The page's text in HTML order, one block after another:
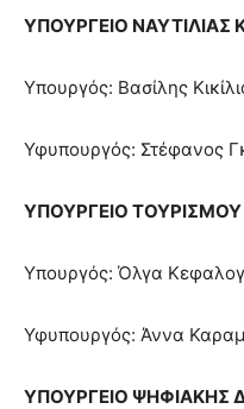
ΥΠΟΥΡΓΕΙΟ ΝΑΥΤΙΛΙΑΣ
Υπουργός: Βασίλης
Υφυπουργός: Στέφανος
ΥΠΟΥΡΓΕΙΟ ΤΟΥΡΙΣΜΟΥ
Υπουργός: Όλγα
Υφυπουργός: Άννα
ΥΠΟΥΡΓΕΙΟ ΨΗΦΙΑΚΗΣ